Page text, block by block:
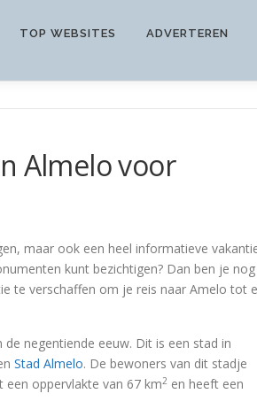
TOP WEBSITES ADVERTEREN
Almelo voor
maar ook een heel informatieve
kunt bezichtigen? Dan ben je
te verschaffen om je reis naar Amelo tot
negentiende eeuw. Dit is een stad in
Stad Almelo. De bewoners van dit stadje
oppervlakte van 67 km2 en heeft een